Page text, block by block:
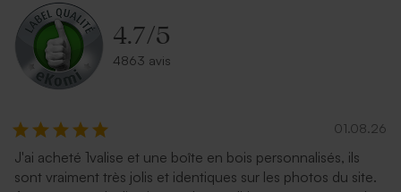
4.7/5
4863 avis
01.08.26
J'ai acheté 1valise et une boîte en bois personnalisés, ils
sont vraiment très jolis et identiques sur les photos du site.